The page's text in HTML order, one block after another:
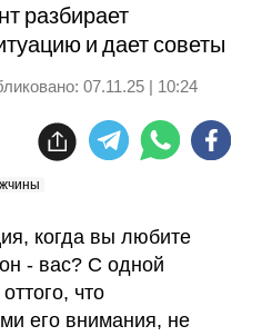
разбирает
и дает советы
07.11.25 | 10:24
когда вы любите
- вас? С одной
что
его внимания, не